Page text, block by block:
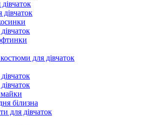
для дівчаток
білизна
для дівчаток